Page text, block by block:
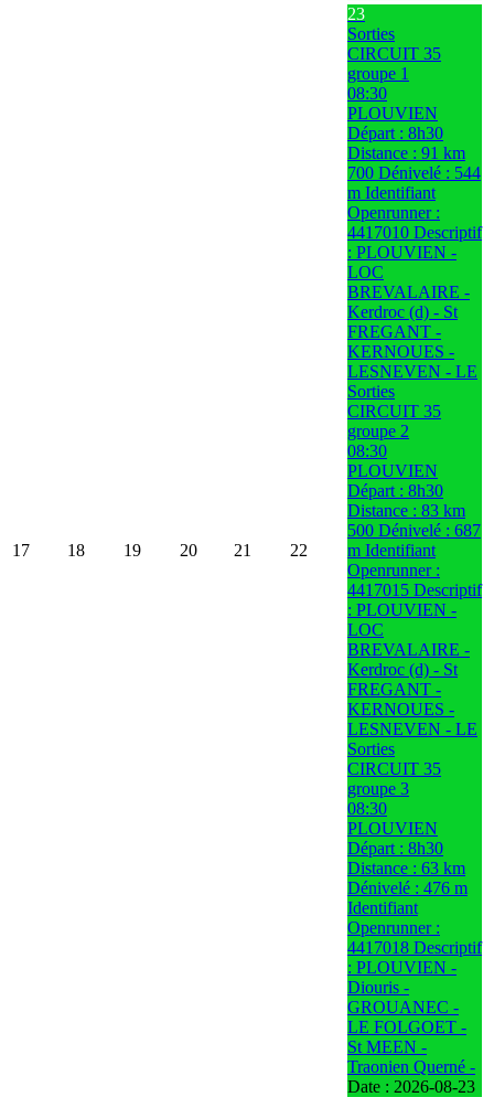
17 18 19 20 21 22
23
Sorties
CIRCUIT 35
groupe 1
08:30
PLOUVIEN
Départ : 8h30
Distance : 91 km
700 Dénivelé : 544
m Identifiant
Openrunner :
4417010 Descriptif
: PLOUVIEN -
LOC
BREVALAIRE -
Kerdroc (d) - St
FREGANT -
KERNOUES -
LESNEVEN - LE
Sorties
CIRCUIT 35
groupe 2
08:30
PLOUVIEN
Départ : 8h30
Distance : 83 km
500 Dénivelé : 687
m Identifiant
Openrunner :
4417015 Descriptif
: PLOUVIEN -
LOC
BREVALAIRE -
Kerdroc (d) - St
FREGANT -
KERNOUES -
LESNEVEN - LE
Sorties
CIRCUIT 35
groupe 3
08:30
PLOUVIEN
Départ : 8h30
Distance : 63 km
Dénivelé : 476 m
Identifiant
Openrunner :
4417018 Descriptif
: PLOUVIEN -
Diouris -
GROUANEC -
LE FOLGOET -
St MEEN -
Traonien Querné -
Date : 2026-08-23